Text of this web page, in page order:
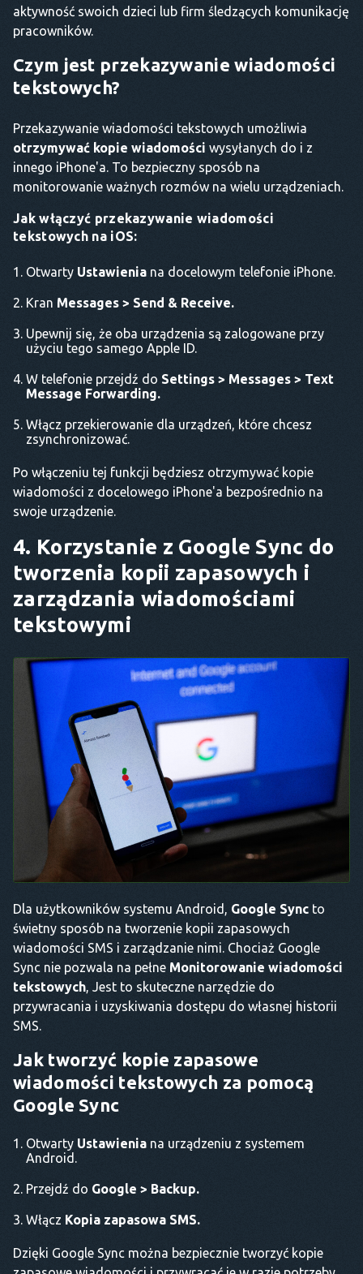
aktywność swoich dzieci lub firm śledzących komunikację
pracowników.
Czym jest przekazywanie wiadomości
tekstowych?
Przekazywanie wiadomości tekstowych umożliwia
otrzymywać kopie wiadomości wysyłanych do i z
innego iPhone'a. To bezpieczny sposób na
monitorowanie ważnych rozmów na wielu urządzeniach.
Jak włączyć przekazywanie wiadomości
tekstowych na iOS:
Otwarty Ustawienia na docelowym telefonie iPhone.
Kran Messages > Send & Receive.
Upewnij się, że oba urządzenia są zalogowane przy
użyciu tego samego Apple ID.
W telefonie przejdź do Settings > Messages > Text
Message Forwarding.
Włącz przekierowanie dla urządzeń, które chcesz
zsynchronizować.
Po włączeniu tej funkcji będziesz otrzymywać kopie
wiadomości z docelowego iPhone'a bezpośrednio na
swoje urządzenie.
4. Korzystanie z Google Sync do
tworzenia kopii zapasowych i
zarządzania wiadomościami
tekstowymi
Dla użytkowników systemu Android, Google Sync to
świetny sposób na tworzenie kopii zapasowych
wiadomości SMS i zarządzanie nimi. Chociaż Google
Sync nie pozwala na pełne Monitorowanie wiadomości
tekstowych , Jest to skuteczne narzędzie do
przywracania i uzyskiwania dostępu do własnej historii
SMS.
Jak tworzyć kopie zapasowe
wiadomości tekstowych za pomocą
Google Sync
Otwarty Ustawienia na urządzeniu z systemem
Android.
Przejdź do Google > Backup.
Włącz Kopia zapasowa SMS.
Dzięki Google Sync można bezpiecznie tworzyć kopie